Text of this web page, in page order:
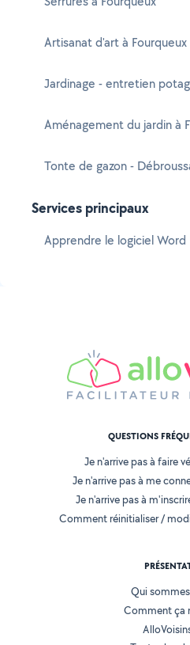
Artisanat d'art à Fourqueux
Jardinage - entretien
Aménagement du jardin à
Tonte de gazon -
Services principaux
Apprendre le logiciel Word
QUESTIONS
Je n'arrive pas à faire
Je n'arrive pas à me
Je n'arrive pas à
Comment réinitialiser /
Qui
Comment ça